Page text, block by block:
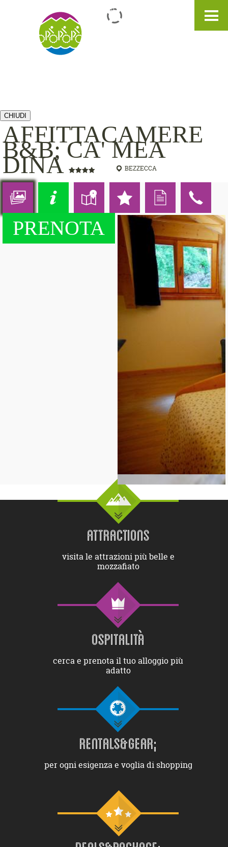
EN
CHIUDI
AFFITTACAMERE
B&B; CA' MEA
DINA BEZZECCA
PRENOTA
ATTRACTIONS
visita le attrazioni più belle e
mozzafiato
OSPITALITÀ
cerca e prenota il tuo alloggio più
adatto
RENTALS&GEAR;
per ogni esigenza e voglia di shopping